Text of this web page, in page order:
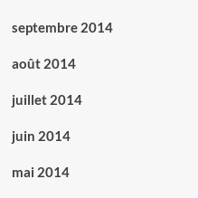
septembre 2014
août 2014
juillet 2014
juin 2014
mai 2014